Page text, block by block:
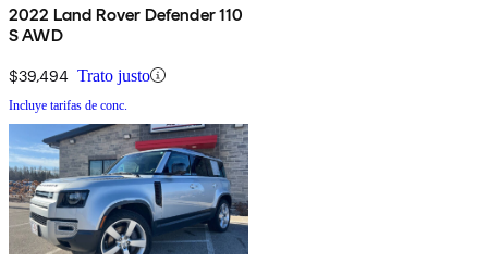
2022 Land Rover Defender 110
S AWD
$39,494 Trato justo
Incluye tarifas de conc.